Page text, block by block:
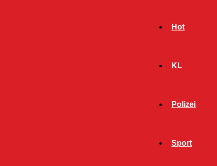
Hot
KL
Polizei
Sport